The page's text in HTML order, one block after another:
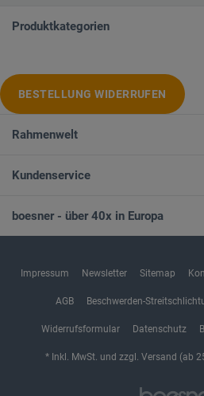
Produktkategorien
BESTELLUNG WIDERRUFEN
Rahmenwelt
Kundenservice
boesner - über 40x in Europa
Impressum Newsletter Sitemap
AGB Beschwerden-
Widerrufsformular Datenschutz
* Inkl. MwSt. und zzgl. Versand (ab